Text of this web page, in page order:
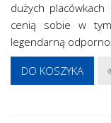
dużych
cenią sobie w
legendarną
DO KOSZYKA